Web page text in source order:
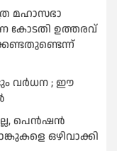
മഹാസഭാ
കോടതി ഉത്തരവ്
വര്‍ധന ; ഈ
പെൻഷൻ
ഒഴിവാക്കി